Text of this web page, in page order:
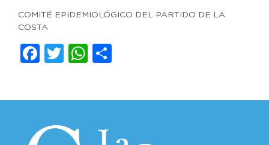
COMITÉ EPIDEMIOLÓGICO DEL PARTIDO DE LA
COSTA
Facebook
TwitterWhatsApp